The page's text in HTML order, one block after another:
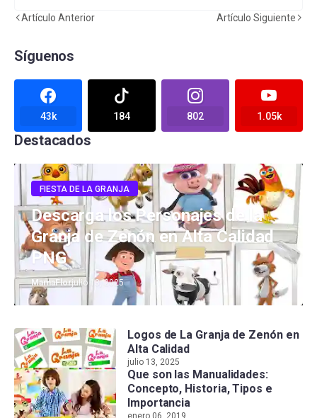
Artículo Anterior Artículo Siguiente
Síguenos
43k 184 802 1.05k
Destacados
FIESTA DE LA GRANJA
Descarga los Personajes de la
Granja de Zenón en Alta Calidad
PNG
MamaFlorjulio 13, 2025
Logos de La Granja de Zenón en
Alta Calidad
julio 13, 2025
Que son las Manualidades:
Concepto, Historia, Tipos e
Importancia